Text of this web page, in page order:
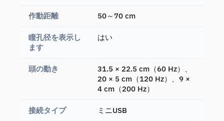
作動距離 50～70 cm
瞳孔径を表示し
ます
はい
頭の動き
31.5 × 22.5 cm（60 Hz）、
20 × 5 cm（120 Hz）、9 ×
4 cm（200 Hz）
接続タイプ ミニUSB